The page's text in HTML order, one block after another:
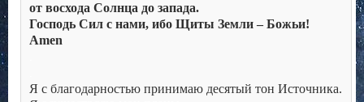
от восхода Солнца до запада.
Господь Сил с нами, ибо Щиты Земли – Божьи!
Amen
Я с благодарностью принимаю десятый тон Источника.